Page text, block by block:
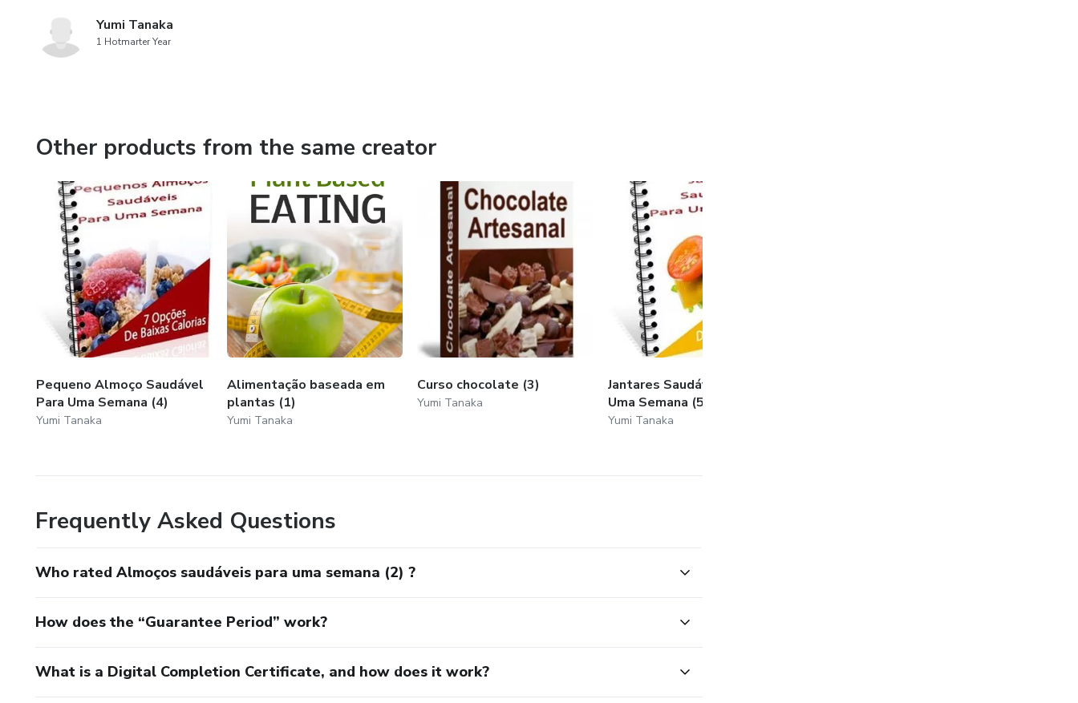
Yumi Tanaka
1 Hotmarter Year
Other products from the same creator
Pequeno Almoço Saudável
Para Uma Semana (4)
Yumi Tanaka
Alimentação baseada em
plantas (1)
Yumi Tanaka
Curso chocolate (3)
Yumi Tanaka
Jantares Saudáveis Para
Uma Semana (5)
Yumi Tanaka
Frequently Asked Questions
Who rated Almoços saudáveis para uma semana (2) ?
How does the “Guarantee Period” work?
What is a Digital Completion Certificate, and how does it work?